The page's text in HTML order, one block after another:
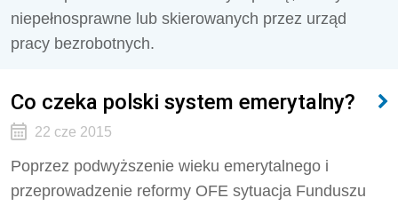
niepełnosprawne lub skierowanych przez urząd
pracy bezrobotnych.
Co czeka polski system emerytalny?
22 cze 2015
Poprzez podwyższenie wieku emerytalnego i
przeprowadzenie reformy OFE sytuacja Funduszu